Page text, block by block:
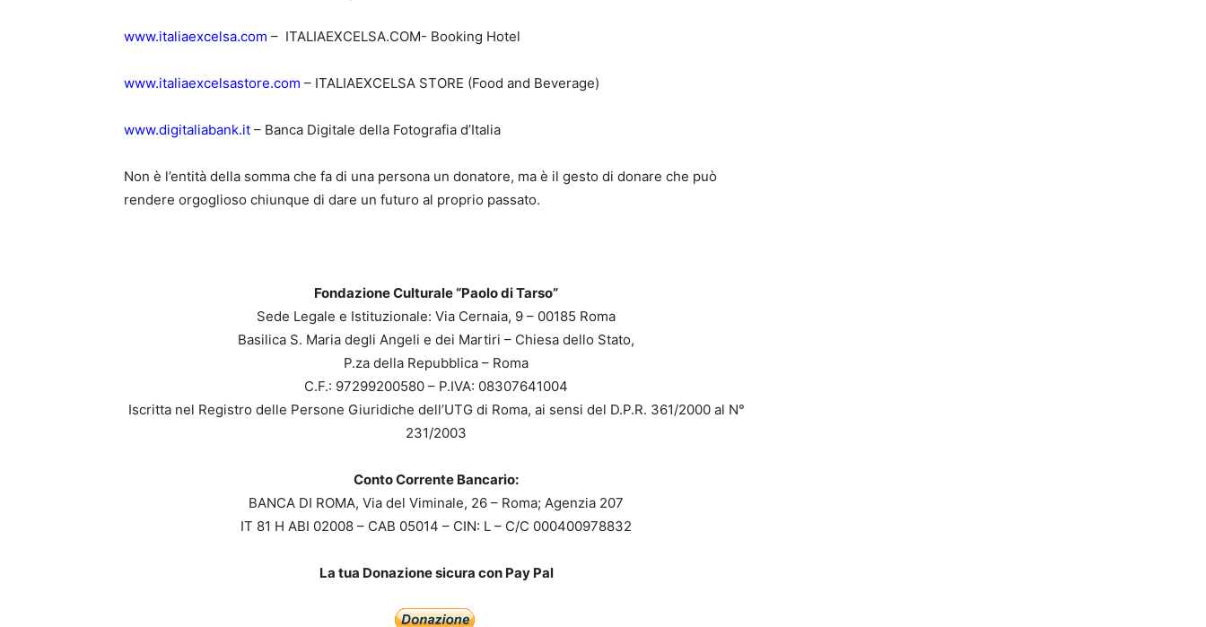
www.italiaexcelsa.com – ITALIAEXCELSA.COM- Booking Hotel
www.italiaexcelsastore.com – ITALIAEXCELSA STORE (Food and Beverage)
www.digitaliabank.it – Banca Digitale della Fotografia d’Italia
Non è l’entità della somma che fa di una persona un donatore, ma è il gesto di donare che può
rendere orgoglioso chiunque di dare un futuro al proprio passato.
Fondazione Culturale “Paolo di Tarso”
Sede Legale e Istituzionale: Via Cernaia, 9 – 00185 Roma
Basilica S. Maria degli Angeli e dei Martiri – Chiesa dello Stato,
P.za della Repubblica – Roma
C.F.: 97299200580 – P.IVA: 08307641004
Iscritta nel Registro delle Persone Giuridiche dell’UTG di Roma, ai sensi del D.P.R. 361/2000 al N°
231/2003
Conto Corrente Bancario:
BANCA DI ROMA, Via del Viminale, 26 – Roma; Agenzia 207
IT 81 H ABI 02008 – CAB 05014 – CIN: L – C/C 000400978832
La tua Donazione sicura con Pay Pal